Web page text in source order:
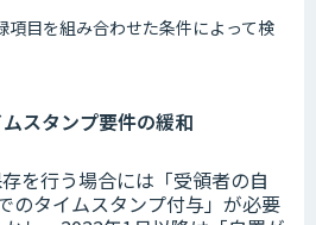
項目を組み合わせた条件によって検
スタンプ要件の緩和
を行う場合には「受領者の自
のタイムスタンプ付与」が必要